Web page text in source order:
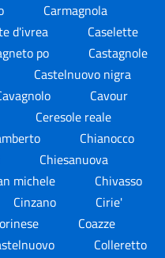
Carmagnola
d'ivrea
Caselette
po
Castagnole
Castelnuovo nigra
Cavour
Ceresole reale
Chianocco
Chiesanuova
michele
Chivasso
Cinzano
Cirie'
Coazze
Colleretto